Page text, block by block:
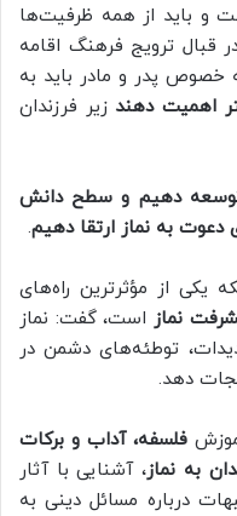
و باید از همه ظرفیت‌ها
قبال ترویج فرهنگ اقامه
خصوص پدر و مادر باید به
اهمیت دهند زیر فرزندان
توسعه دهیم و سطح دانش
دعوت به نماز ارتقا دهیم.
یکی از مؤثرترین راه‌های
نماز است، گفت: نماز
توطئه‌های دشمن در
دهد.
فلسفه، آداب و برکات
به نماز، آشنایی با آثار
درباره مسائل دینی به